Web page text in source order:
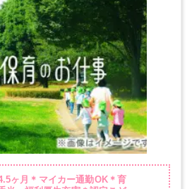
ヶ月＊マイカー通勤OK＊育